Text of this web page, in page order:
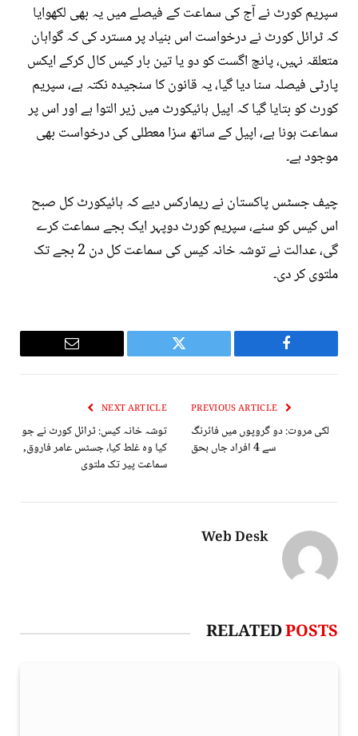
سپریم کورٹ نے آج کی سماعت کے فیصلے میں یہ بھی لکھوایا
کہ ٹرائل کورٹ نے درخواست اس بنیاد پر مسترد کی کہ گواہان
متعلقہ نہیں، پانچ اگست کو دو یا تین بار کیس کال کرکے ایکس
پارٹی فیصلہ سنا دیا گیا، یہ قانون کا سنجیدہ نکتہ ہے، سپریم
کورٹ کو بتایا گیا کہ اپیل ہائیکورٹ میں زیر التوا ہے اور اس پر
سماعت ہونا ہے، اپیل کے ساتھ سزا معطلی کی درخواست بھی
موجود ہے۔
چیف جسٹس پاکستان نے ریمارکس دیے کہ ہائیکورٹ کل صبح
اس کیس کو سنے، سپریم کورٹ دوپہر ایک بجے سماعت کرے
گی، عدالت نے توشہ خانہ کیس کی سماعت کل دن 2 بجے تک
ملتوی کر دی۔
Facebook
Twitter
Email
لکی مروت: دو گروپوں میں فائرنگ
سے 4 افراد جاں بحق
NEXT ARTICLE
توشہ خانہ کیس: ٹرائل کورٹ نے جو
کیا وہ غلط کیا، جسٹس عامر فاروق,
سماعت پیر تک ملتوی
Web Desk
RELATEDPOSTS